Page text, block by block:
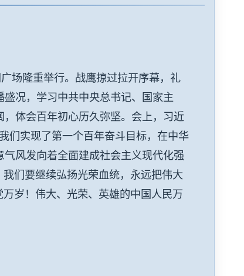
场隆重举行。战鹰掠过拉开序幕，礼
况，学习中共中央总书记、国家主
体会百年初心历久弥坚。会上，习近
们实现了第一个百年奋斗目标，在中华
风发向着全面建成社会主义现代化强
们要继续弘扬光荣血统，永远把伟大
岁！伟大、光荣、英雄的中国人民万